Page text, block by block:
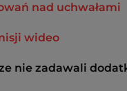
nad uchwałami
wideo
nie zadawali